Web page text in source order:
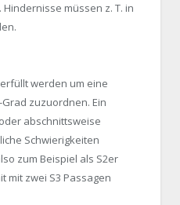
müssen z. T. in
werden um eine
zuzuordnen. Ein
abschnittsweise
Schwierigkeiten
zum Beispiel als S2er
mit zwei S3 Passagen